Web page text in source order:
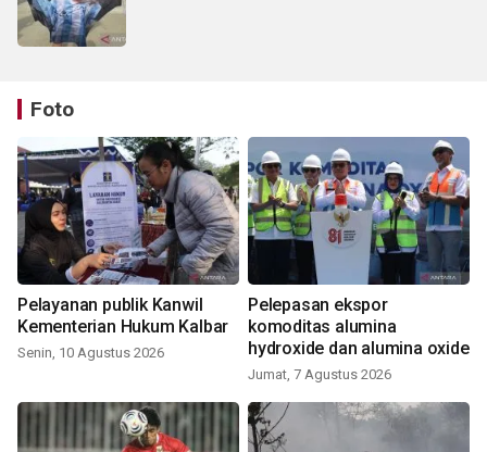
Foto
Pelayanan publik Kanwil
Kementerian Hukum Kalbar
Senin, 10 Agustus 2026
Pelepasan ekspor
komoditas alumina
hydroxide dan alumina oxide
Jumat, 7 Agustus 2026